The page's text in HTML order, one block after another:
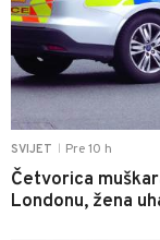
SVIJET Pre 10 h
Četvorica
Londonu, žena